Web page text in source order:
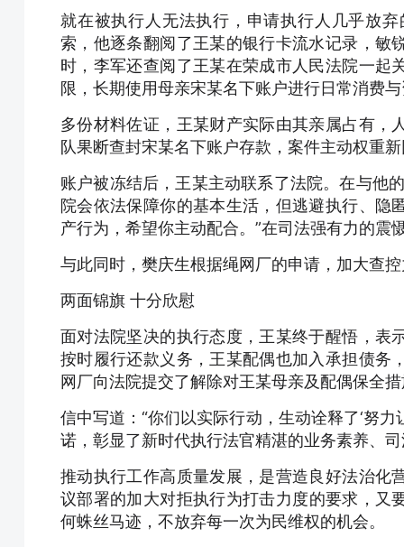
就在被执行人无法执行，申请执行人几乎放
索，他逐条翻阅了王某的银行卡流水记录，敏
时，李军还查阅了王某在荣成市人民法院一起
限，长期使用母亲宋某名下账户进行日常消费
多份材料佐证，王某财产实际由其亲属占有，
队果断查封宋某名下账户存款，案件主动权重
账户被冻结后，王某主动联系了法院。在与他
院会依法保障你的基本生活，但逃避执行、隐
产行为，希望你主动配合。”在司法强有力的震
与此同时，樊庆生根据绳网厂的申请，加大查
两面锦旗 十分欣慰
面对法院坚决的执行态度，王某终于醒悟，表
按时履行还款义务，王某配偶也加入承担债务
网厂向法院提交了解除对王某母亲及配偶保全
信中写道：“你们以实际行动，生动诠释了‘努
诺，彰显了新时代执行法官精湛的业务素养、
推动执行工作高质量发展，是营造良好法治化
议部署的加大对拒执行为打击力度的要求，
何蛛丝马迹，不放弃每一次为民维权的机会。